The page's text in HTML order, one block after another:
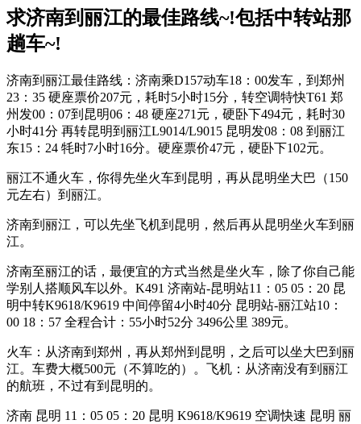
求济南到丽江的最佳路线~!包括中转站那
趟车~!
济南到丽江最佳路线：济南乘D157动车18：00发车，到郑州
23：35 硬座票价207元，耗时5小时15分，转空调特快T61 郑
州发00：07到昆明06：48 硬座271元，硬卧下494元，耗时30
小时41分 再转昆明到丽江L9014/L9015 昆明发08：08 到丽江
东15：24 牦时7小时16分。硬座票价47元，硬卧下102元。
丽江不通火车，你得先坐火车到昆明，再从昆明坐大巴（150
元左右）到丽江。
济南到丽江，可以先坐飞机到昆明，然后再从昆明坐火车到丽
江。
济南至丽江的话，最便宜的方式当然是坐火车，除了你自己能
学别人搭顺风车以外。K491 济南站-昆明站11：05 05：20 昆
明中转K9618/K9619 中间停留4小时40分 昆明站-丽江站10：
00 18：57 全程合计：55小时52分 3496公里 389元。
火车：从济南到郑州，再从郑州到昆明，之后可以坐大巴到丽
江。车费大概500元（不算吃的）。飞机：从济南没有到丽江
的航班，不过有到昆明的。
济南 昆明 11：05 05：20 昆明 K9618/K9619 空调快速 昆明 丽